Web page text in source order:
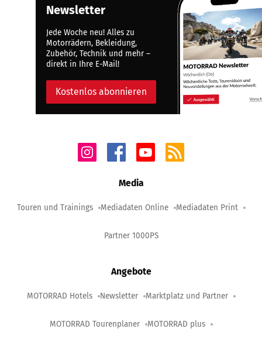
Newsletter
Jede Woche neu! Alles zu
Motorrädern, Bekleidung,
Zubehör, Technik und mehr –
direkt in Ihre E-Mail!
Kostenlos abonnieren
Media
Touren und Trainings Mediadaten Online Mediadaten Print
Partner 1000PS
Angebote
MOTORRAD Hotels Newsletter Marktplatz und Partner
MOTORRAD Tourenplaner MOTORRAD plus